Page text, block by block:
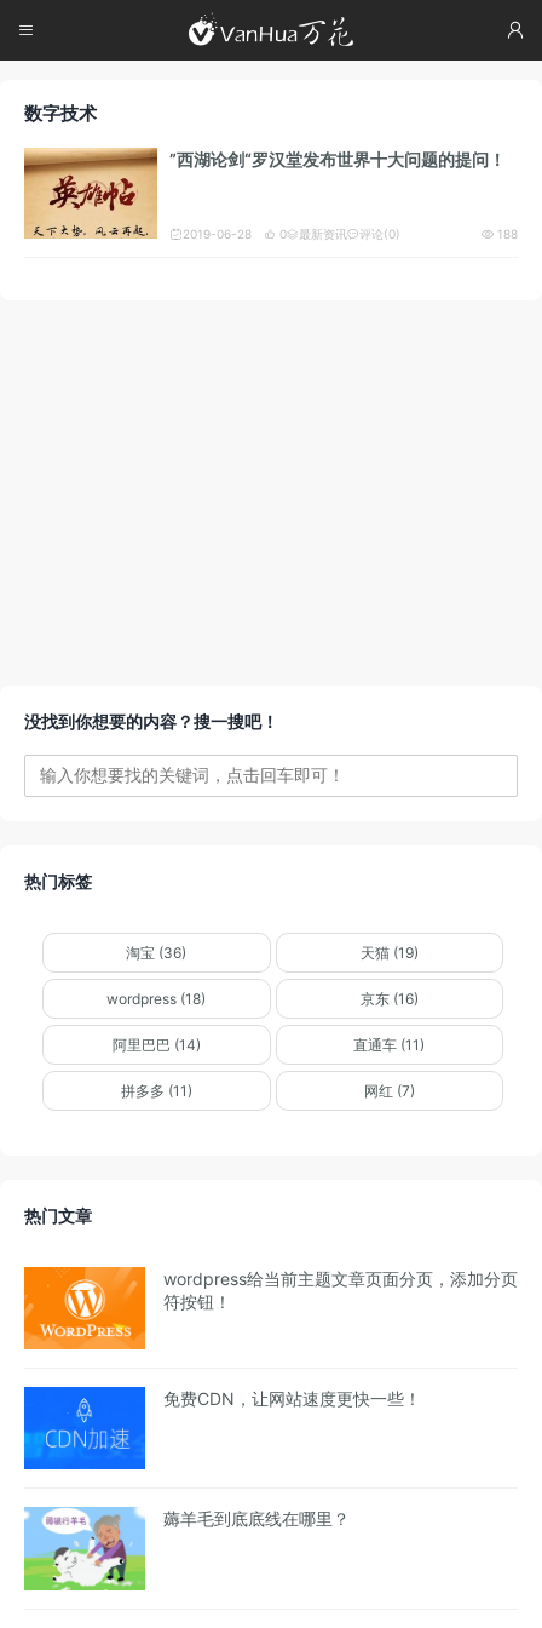

 
数字技术
”西湖论剑“罗汉堂发布世界十大问题的提问！
 2019-06-28  0  188
最新资讯评论(0)
没找到你想要的内容？搜一搜吧！
热门标签
淘宝 (36) 天猫 (19)
wordpress (18) 京东 (16)
阿里巴巴 (14) 直通车 (11)
拼多多 (11) 网红 (7)
热门文章
wordpress给当前主题文章页面分页，添加分页
符按钮！
免费CDN，让网站速度更快一些！
薅羊毛到底底线在哪里？